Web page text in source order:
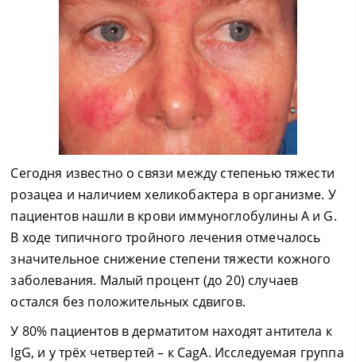
Сегодня известно о связи между степенью тяжести
розацеа и наличием хеликобактера в организме. У
пациентов нашли в крови иммуноглобулины A и G.
В ходе типичного тройного лечения отмечалось
значительное снижение степени тяжести кожного
заболевания. Малый процент (до 20) случаев
остался без положительных сдвигов.
У 80% пациентов в дерматитом находят антитела к
IgG, и у трёх четвертей – к CagA. Исследуемая группа